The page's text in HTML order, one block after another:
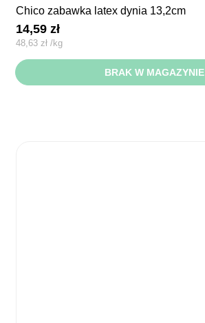
chico zabawka latex dynia 13,2cm
14,59zł
48,63zł /kg
BRAK W MAGAZYNIE